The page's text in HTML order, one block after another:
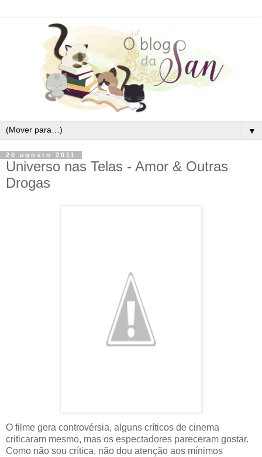
▼
20 agosto 2011
Universo nas Telas - Amor & Outras
Drogas
O filme gera controvérsia, alguns críticos de cinema
criticaram mesmo, mas os espectadores pareceram gostar.
Como não sou crítica, não dou atenção aos mínimos